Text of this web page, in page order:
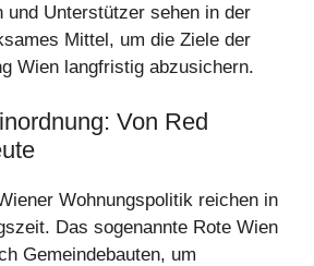
und Unterstützer sehen in der
Mittel, um die Ziele der
Wien langfristig abzusichern.
Von Red
Wohnungspolitik reichen in
Das sogenannte Rote Wien
Gemeindebauten, um